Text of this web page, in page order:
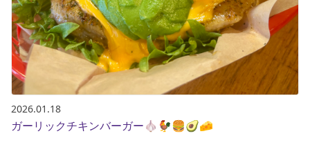
2026.01.18
ガーリックチキンバーガー🧄🐓🍔🥑🧀